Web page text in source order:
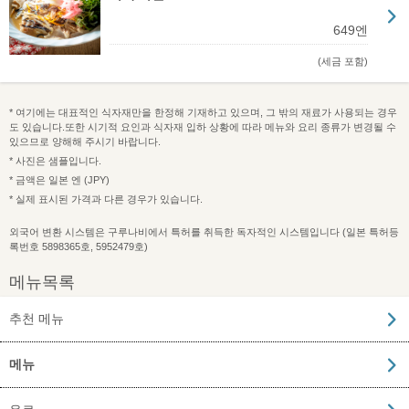
649엔
(세금 포함)
* 여기에는 대표적인 식자재만을 한정해 기재하고 있으며, 그 밖의 재료가 사용되는 경우
도 있습니다.또한 시기적 요인과 식자재 입하 상황에 따라 메뉴와 요리 종류가 변경될 수
있으므로 양해해 주시기 바랍니다.
* 사진은 샘플입니다.
* 금액은 일본 엔 (JPY)
* 실제 표시된 가격과 다른 경우가 있습니다.
외국어 변환 시스템은 구루나비에서 특허를 취득한 독자적인 시스템입니다 (일본 특허등
록번호 5898365호, 5952479호)
메뉴목록
추천 메뉴
메뉴